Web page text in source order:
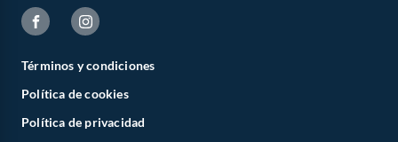
Términos y condiciones
Política de cookies
Política de privacidad